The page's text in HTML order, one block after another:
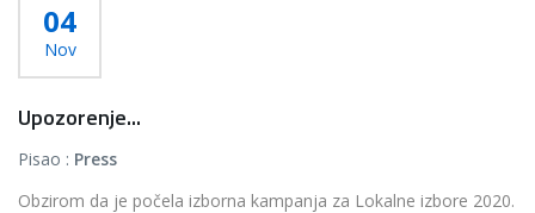
04
Nov
Upozorenje...
Pisao : Press
Obzirom da je počela izborna kampanja za Lokalne izbore 2020.